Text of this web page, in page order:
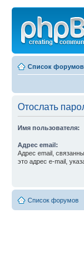
Список форумов
Отослать
Имя пользователя:
Адрес email:
Адрес email,
это адрес e-mail,
Список форумов